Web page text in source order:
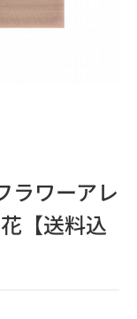
ラワーアレ
【送料込